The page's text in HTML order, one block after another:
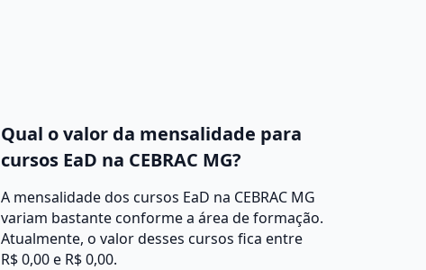
Qual o valor da mensalidade para
cursos EaD na CEBRAC MG?
A mensalidade dos cursos EaD na CEBRAC MG
variam bastante conforme a área de formação.
Atualmente, o valor desses cursos fica entre
R$ 0,00 e R$ 0,00.